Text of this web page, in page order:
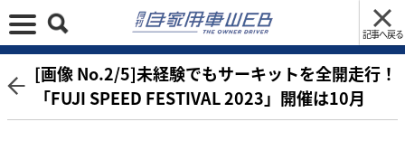
記事へ戻る
[画像 No.2/5]未経験でもサーキットを全開走行！
「FUJI SPEED FESTIVAL 2023」開催は10月